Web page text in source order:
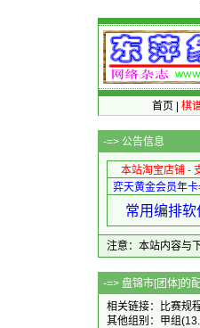
首页 棋
-=> 公告信息
本站淘宝店铺 -
弈天黄金会员年
常用编排
注意：本站内容与
-=> 盘锦市[团
相关链接：
比赛规
其他组别： 甲组